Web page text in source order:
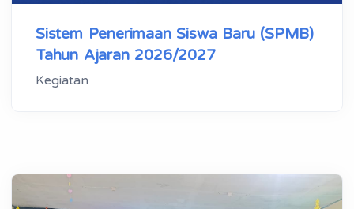
Sistem Penerimaan Siswa Baru (SPMB)
Tahun Ajaran 2026/2027
Kegiatan